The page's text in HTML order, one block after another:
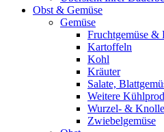
Obst & Gemüse
Gemüse
Fruchtgemüse &
Kartoffeln
Kohl
Kräuter
Salate,
Weitere
Wurzel- &
Zwiebelgemüse